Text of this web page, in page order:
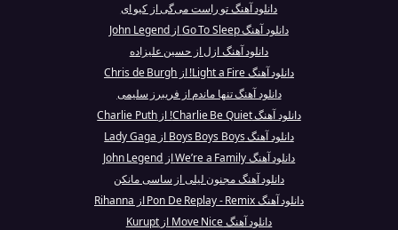
دانلود آهنگ تو راست می‌گی از کیو ای
دانلود آهنگ Go To Sleep از John Legend
دانلود آهنگ ازل از حسین علیزاده
دانلود آهنگ Light a Fire! از Chris de Burgh
دانلود آهنگ تنها ماندم از فريبرز سليمى
دانلود آهنگ Charlie Be Quiet! از Charlie Puth
دانلود آهنگ Boys Boys Boys از Lady Gaga
دانلود آهنگ We’re a Family از John Legend
دانلود آهنگ مجنون لیلی از ساسی مانکن
دانلود آهنگ Pon De Replay - Remix از Rihanna
دانلود آهنگ Move Nice از Kurupt